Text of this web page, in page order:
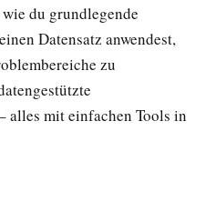
du grundlegende
Datensatz anwendest,
zu
alles mit einfachen Tools in